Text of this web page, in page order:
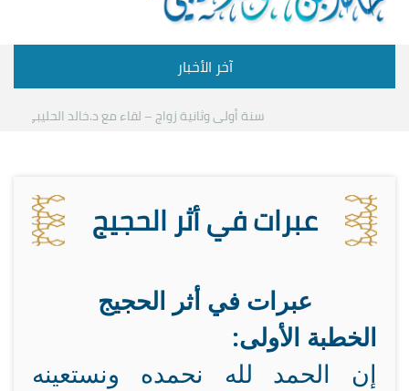
آخر الأخبار
سنة أولى وثانية زواج – لقاء مع د.خالد الحليبي كيف
عبرات في أثر الحجيج
عبرات في أثر الحجيج
الخطبة الأولى:
إن الحمد لله نحمده ونستعينه